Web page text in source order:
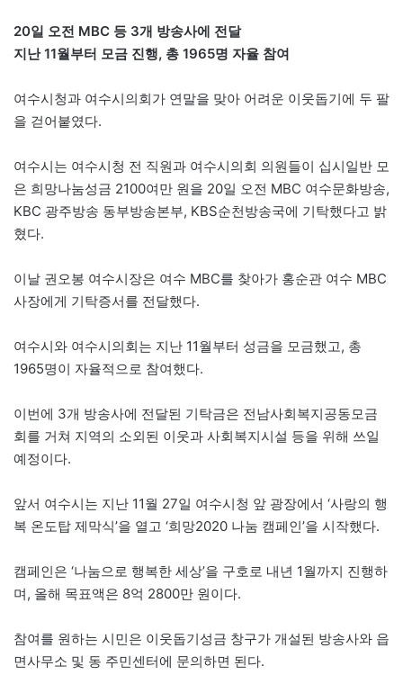
20일 오전 MBC 등 3개 방송사에 전달
지난 11월부터 모금 진행, 총 1965명 자율 참여
여수시청과 여수시의회가 연말을 맞아 어려운 이웃돕기에 두 팔
을 걷어붙였다.
여수시는 여수시청 전 직원과 여수시의회 의원들이 십시일반 모
은 희망나눔성금 2100여만 원을 20일 오전 MBC 여수문화방송,
KBC 광주방송 동부방송본부, KBS순천방송국에 기탁했다고 밝
혔다.
이날 권오봉 여수시장은 여수 MBC를 찾아가 홍순관 여수 MBC
사장에게 기탁증서를 전달했다.
여수시와 여수시의회는 지난 11월부터 성금을 모금했고, 총
1965명이 자율적으로 참여했다.
이번에 3개 방송사에 전달된 기탁금은 전남사회복지공동모금
회를 거쳐 지역의 소외된 이웃과 사회복지시설 등을 위해 쓰일
예정이다.
앞서 여수시는 지난 11월 27일 여수시청 앞 광장에서 ‘사랑의 행
복 온도탑 제막식’을 열고 ‘희망2020 나눔 캠페인’을 시작했다.
캠페인은 ‘나눔으로 행복한 세상’을 구호로 내년 1월까지 진행하
며, 올해 목표액은 8억 2800만 원이다.
참여를 원하는 시민은 이웃돕기성금 창구가 개설된 방송사와 읍
면사무소 및 동 주민센터에 문의하면 된다.